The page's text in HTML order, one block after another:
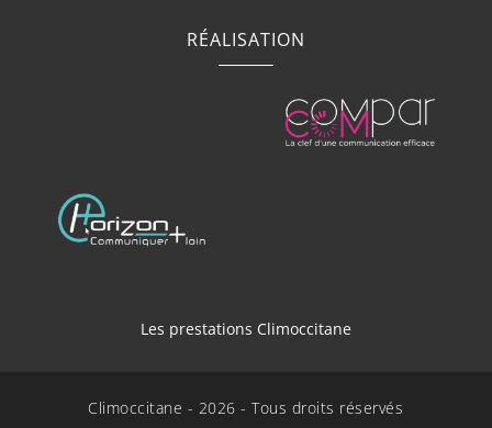
RÉALISATION
Les prestations Climoccitane
Climoccitane - 2026 - Tous droits réservés